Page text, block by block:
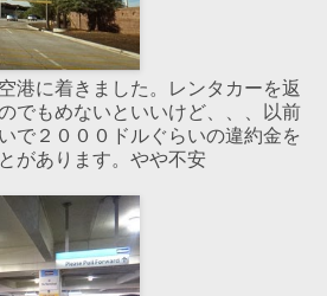
港に着きました。レンタカーを返
でもめないといいけど、、、以前
で２０００ドルぐらいの違約金を
があります。やや不安